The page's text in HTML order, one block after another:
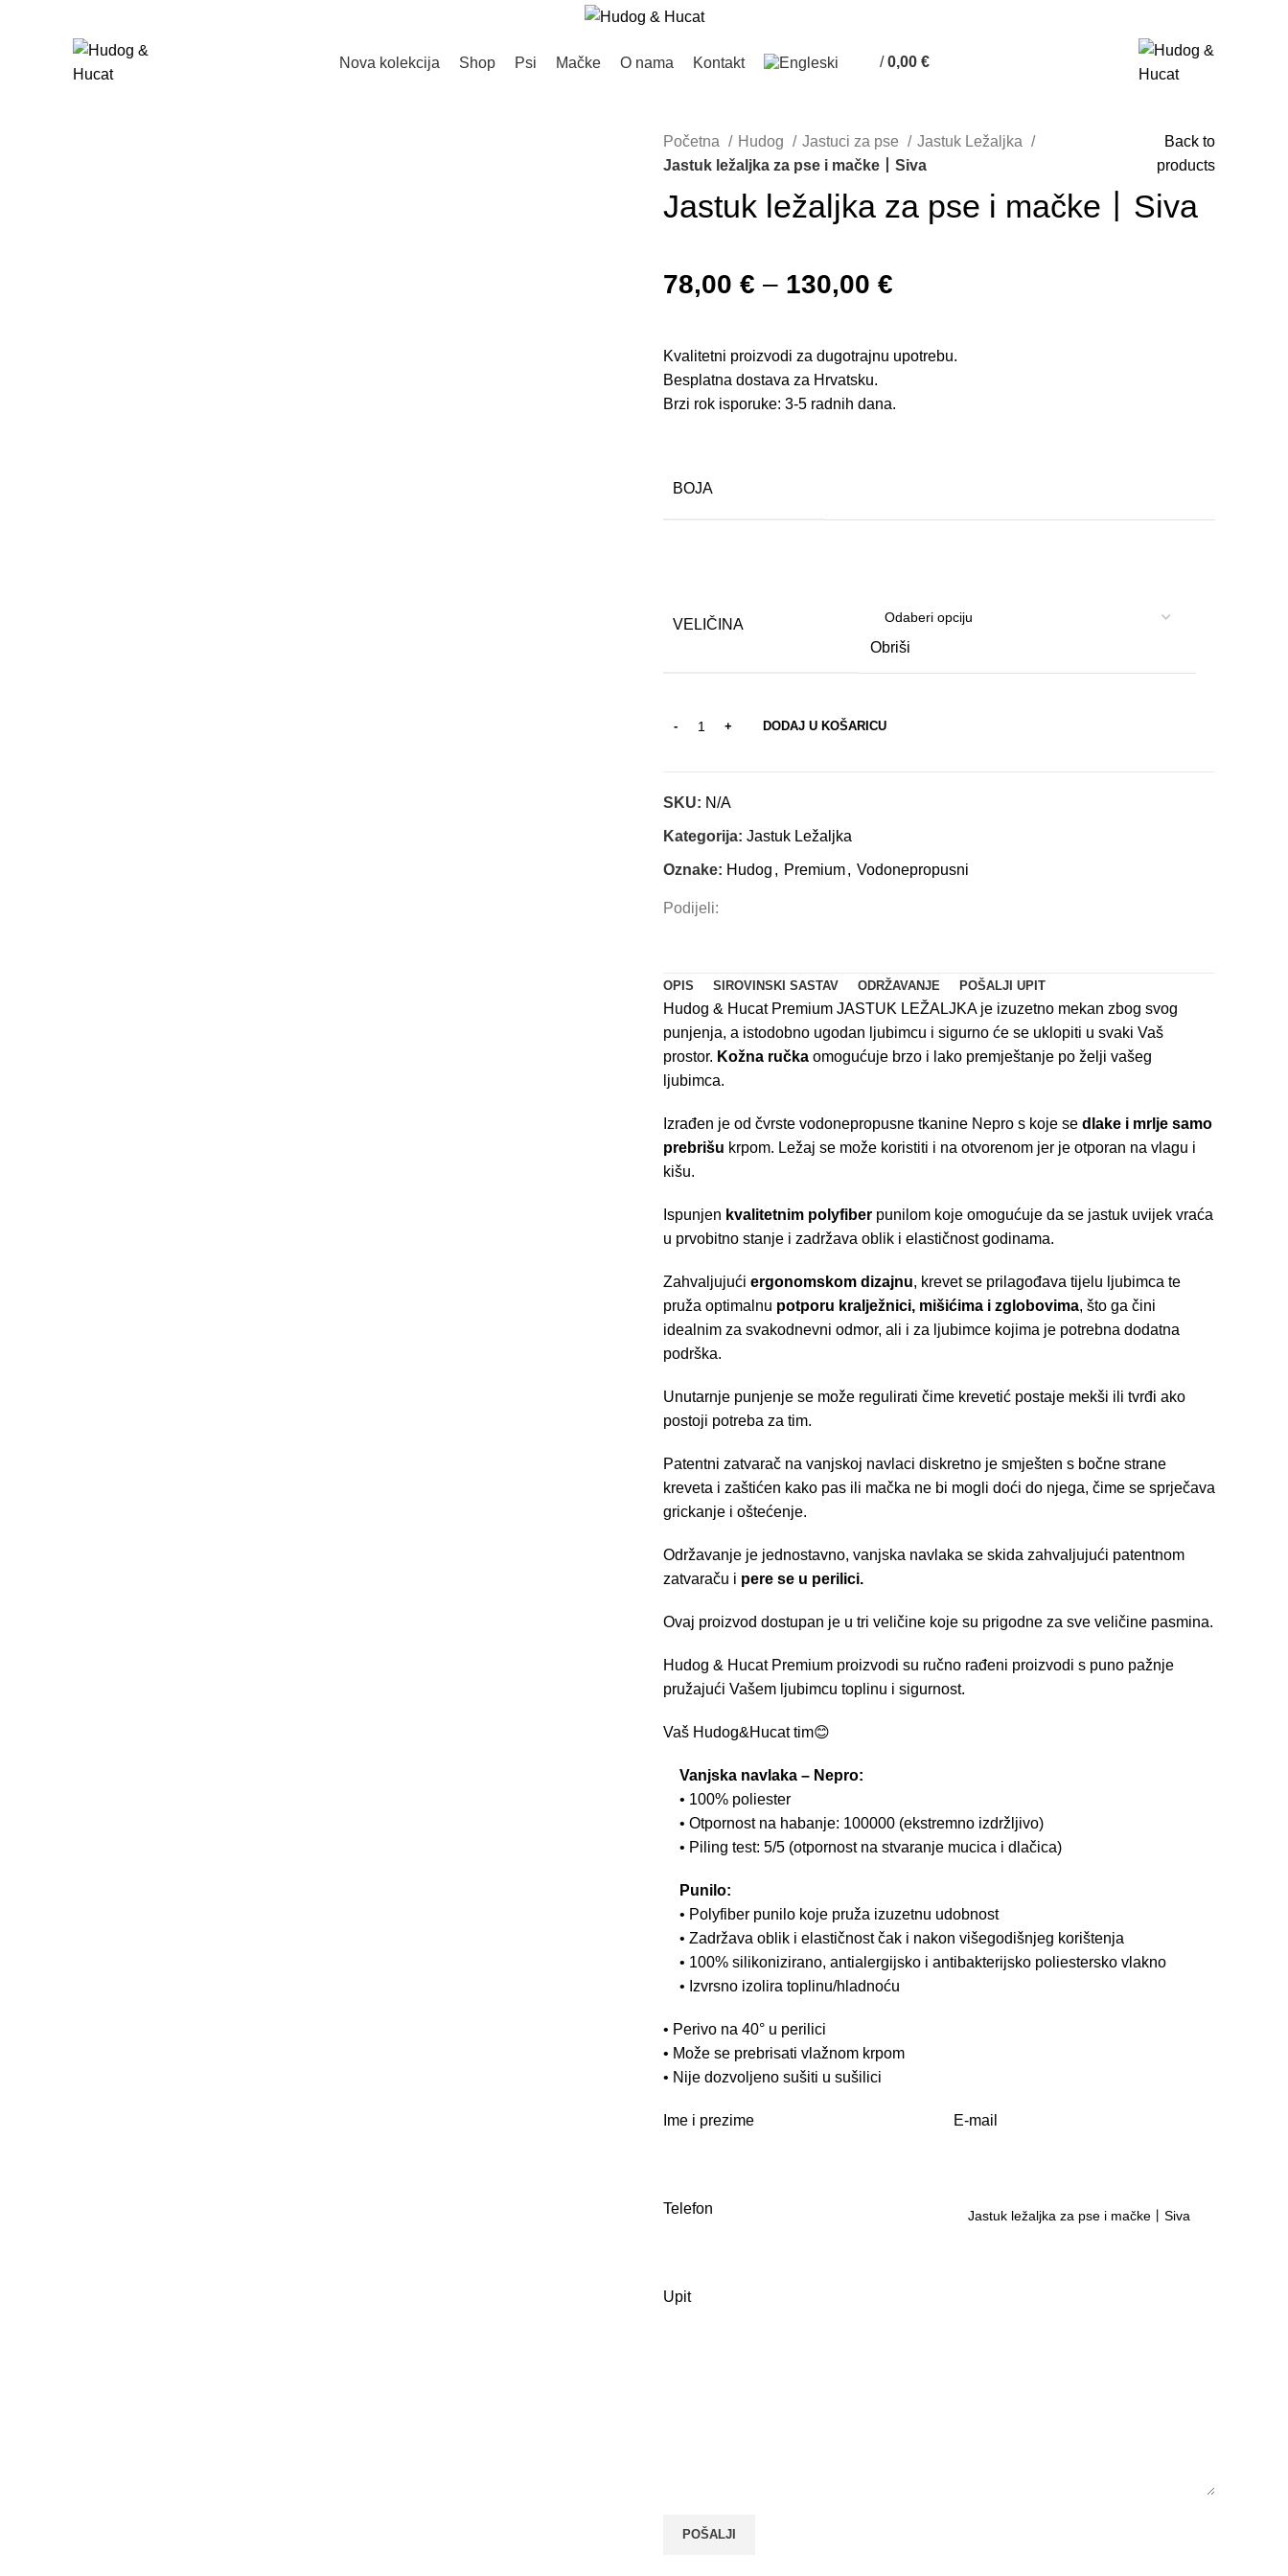
Nova kolekcija Shop Psi Mačke O nama Kontakt / 0,00 €
Početna Hudog Jastuci za pse
Jastuk Ležaljka
Jastuk ležaljka za pse i mačke丨Siva
Back to
products
Jastuk ležaljka za pse i mačke丨Siva
78,00 € – 130,00 €
Kvalitetni proizvodi za dugotrajnu upotrebu.
Besplatna dostava za Hrvatsku.
Brzi rok isporuke: 3-5 radnih dana.
BOJA
VELIČINA
Obriši
DODAJ U KOŠARICU
SKU: N/A
Kategorija: Jastuk Ležaljka
Oznake: Hudog , Premium, Vodonepropusni
Podijeli:
OPIS SIROVINSKI SASTAV ODRŽAVANJE POŠALJI UPIT
Hudog & Hucat Premium JASTUK LEŽALJKA je izuzetno mekan zbog svog
punjenja, a istodobno ugodan ljubimcu i sigurno će se uklopiti u svaki Vaš
prostor. Kožna ručka omogućuje brzo i lako premještanje po želji vašeg
ljubimca.
Izrađen je od čvrste vodonepropusne tkanine Nepro s koje se dlake i mrlje samo
prebrišu krpom. Ležaj se može koristiti i na otvorenom jer je otporan na vlagu i
kišu.
Ispunjen kvalitetnim polyfiber punilom koje omogućuje da se jastuk uvijek vraća
u prvobitno stanje i zadržava oblik i elastičnost godinama.
Zahvaljujući ergonomskom dizajnu, krevet se prilagođava tijelu ljubimca te
pruža optimalnu potporu kralježnici, mišićima i zglobovima, što ga čini
idealnim za svakodnevni odmor, ali i za ljubimce kojima je potrebna dodatna
podrška.
Unutarnje punjenje se može regulirati čime krevetić postaje mekši ili tvrđi ako
postoji potreba za tim.
Patentni zatvarač na vanjskoj navlaci diskretno je smješten s bočne strane
kreveta i zaštićen kako pas ili mačka ne bi mogli doći do njega, čime se sprječava
grickanje i oštećenje.
Održavanje je jednostavno, vanjska navlaka se skida zahvaljujući patentnom
zatvaraču i pere se u perilici.
Ovaj proizvod dostupan je u tri veličine koje su prigodne za sve veličine pasmina.
Hudog & Hucat Premium proizvodi su ručno rađeni proizvodi s puno pažnje
pružajući Vašem ljubimcu toplinu i sigurnost.
Vaš Hudog&Hucat tim😊
Vanjska navlaka – Nepro:
• 100% poliester
• Otpornost na habanje: 100000 (ekstremno izdržljivo)
• Piling test: 5/5 (otpornost na stvaranje mucica i dlačica)
Punilo:
• Polyfiber punilo koje pruža izuzetnu udobnost
• Zadržava oblik i elastičnost čak i nakon višegodišnjeg korištenja
• 100% silikonizirano, antialergijsko i antibakterijsko poliestersko vlakno
• Izvrsno izolira toplinu/hladnoću
• Perivo na 40° u perilici
• Može se prebrisati vlažnom krpom
• Nije dozvoljeno sušiti u sušilici
Ime i prezime E-mail
Telefon
Upit